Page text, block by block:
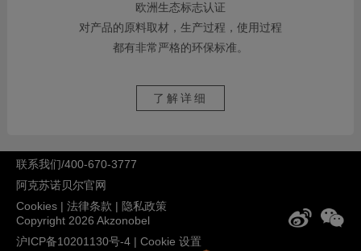
欧洲生态标志认证
对产品的原料取材，生产过程，使用过程
都有非常严格的环保标准。
了解详细
联系我们/400-670-3777
阿克苏诺贝尔官网
Cookies | 法律条款 | 隐私政策
Copyright 2026 Akzonobel
沪ICP备10201130号-4 | Cookie 设置